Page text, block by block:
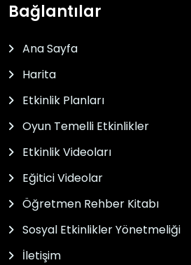
Bağlantılar
Ana Sayfa
Harita
Etkinlik Planları
Oyun Temelli Etkinlikler
Etkinlik Videoları
Eğitici Videolar
Öğretmen Rehber Kitabı
Sosyal Etkinlikler Yönetmeliği
İletişim